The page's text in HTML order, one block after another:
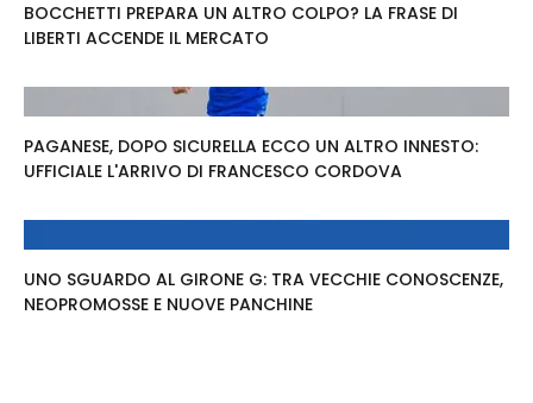
BOCCHETTI PREPARA UN ALTRO COLPO? LA FRASE DI
LIBERTI ACCENDE IL MERCATO
PAGANESE, DOPO SICURELLA ECCO UN ALTRO INNESTO:
UFFICIALE L'ARRIVO DI FRANCESCO CORDOVA
UNO SGUARDO AL GIRONE G: TRA VECCHIE CONOSCENZE,
NEOPROMOSSE E NUOVE PANCHINE